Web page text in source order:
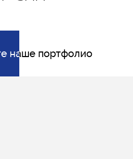
наше портфолио
наше портфолио